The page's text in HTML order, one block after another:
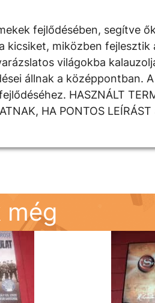
fejlődésében, segítve
kicsiket, miközben
világokba
állnak a középpontban.
HASZNÁLT
HA PONTOS
még